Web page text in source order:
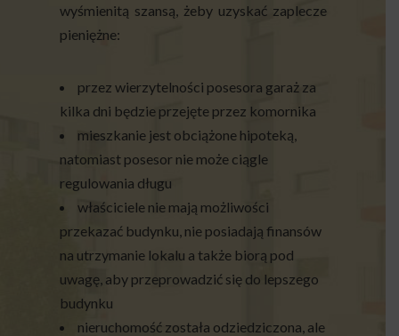
wyśmienitą szansą, żeby uzyskać zaplecze
pieniężne:
przez wierzytelności posesora garaż za
kilka dni będzie przejęte przez komornika
mieszkanie jest obciążone hipoteką,
natomiast posesor nie może ciągle
regulowania długu
właściciele nie mają możliwości
przekazać budynku, nie posiadają finansów
na utrzymanie lokalu a także biorą pod
uwagę, aby przeprowadzić się do lepszego
budynku
nieruchomość została odziedziczona, ale